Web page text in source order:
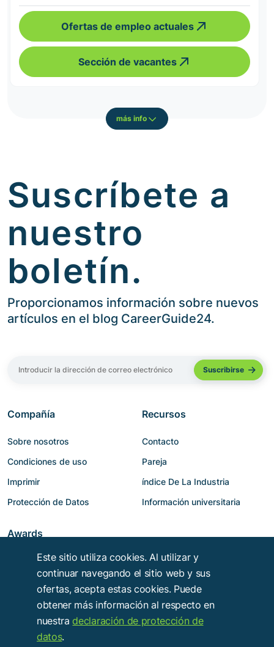
Ofertas de empleo actuales
Sección de vacantes
más info
Suscríbete a
nuestro
boletín.
Proporcionamos información sobre nuevos
artículos en el blog CareerGuide24.
Compañía
Sobre nosotros
Condiciones de uso
Imprimir
Protección de Datos
Recursos
Contacto
Pareja
índice De La Industria
Información universitaria
Awards
Este sitio utiliza cookies. Al utilizar y
continuar navegando el sitio web y sus
ofertas, acepta estas cookies. Puede
obtener más información al respecto en
nuestradeclaración de protección de
datos.